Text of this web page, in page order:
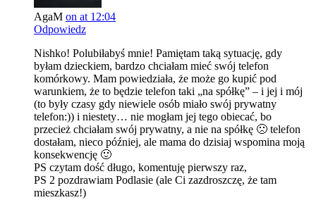
AgaM on at 12:04
Odpowiedz
Nishko! Polubiłabyś mnie! Pamiętam taką sytuację, gdy
byłam dzieckiem, bardzo chciałam mieć swój telefon
komórkowy. Mam powiedziała, że może go kupić pod
warunkiem, że to będzie telefon taki „na spółkę” – i jej i mój
(to były czasy gdy niewiele osób miało swój prywatny
telefon:)) i niestety… nie mogłam jej tego obiecać, bo
przecież chciałam swój prywatny, a nie na spółkę 🙁 telefon
dostałam, nieco później, ale mama do dzisiaj wspomina moją
konsekwencję 🙂
PS czytam dość długo, komentuję pierwszy raz,
PS 2 pozdrawiam Podlasie (ale Ci zazdroszczę, że tam
mieszkasz!)